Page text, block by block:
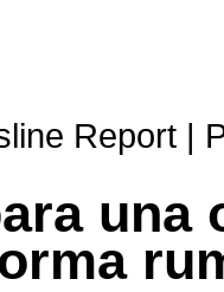
Report |
una